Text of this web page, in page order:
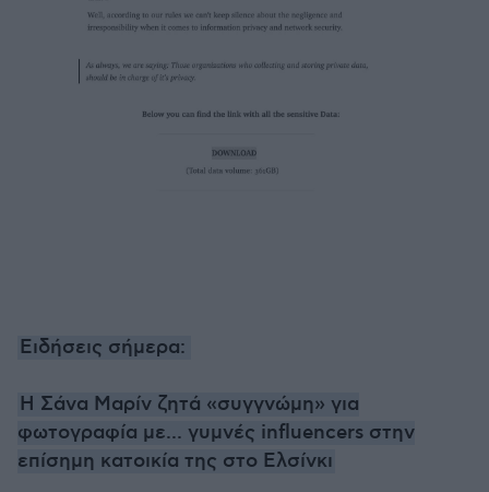
Ειδήσεις σήμερα:
Η Σάνα Μαρίν ζητά «συγγνώμη» για
φωτογραφία με... γυμνές influencers στην
επίσημη κατοικία της στο Ελσίνκι